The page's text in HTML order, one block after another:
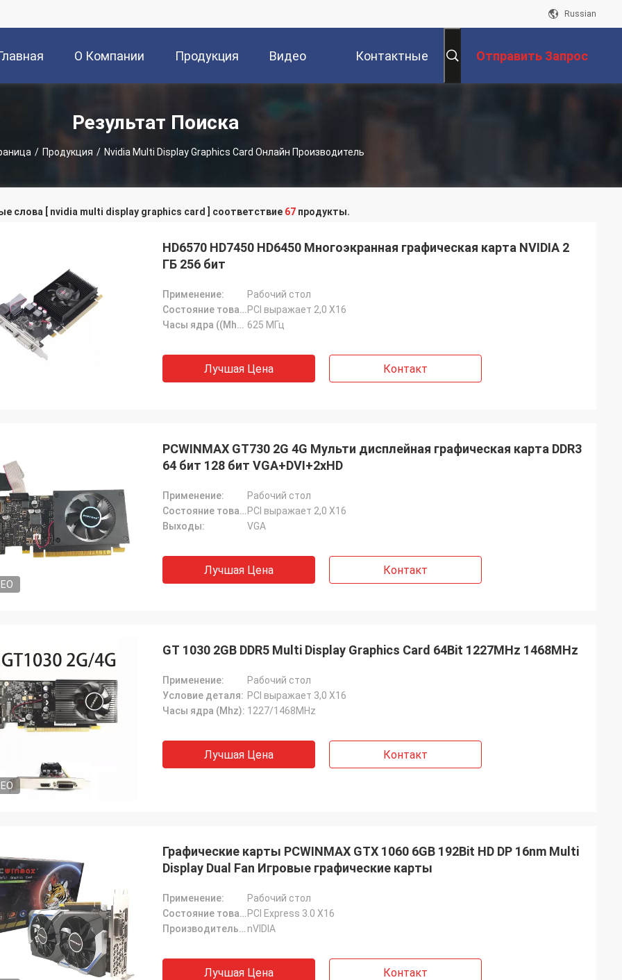
Russian
О Компании Продукция Видео Контактные Отправить Запрос
Результат Поиска
/ Продукция / Nvidia Multi Display Graphics Card Онлайн Производитель
компания!! У них лучший
лучшей цене!
слова [ nvidia multi display graphics card ] соответствие 67 продукты.
HD6570 HD7450 HD6450 Многоэкранная графическая карта NVIDIA 2
ГБ 256 бит
Применение:
Рабочий стол
Состояние товара: PCI выражает 2,0 X16
Часы ядра ((Mhz): 625 МГц
Лучшая Цена Контакт
PCWINMAX GT730 2G 4G Мульти дисплейная графическая карта DDR3
64 бит 128 бит VGA+DVI+2xHD
Применение:
Рабочий стол
Состояние товара: PCI выражает 2,0 X16
Выходы:
VGA
Лучшая Цена Контакт
GT 1030 2GB DDR5 Multi Display Graphics Card 64Bit 1227MHz 1468MHz
Применение:
Рабочий стол
Условие деталя: PCI выражает 3,0 X16
Часы ядра (Mhz): 1227/1468MHz
Лучшая Цена Контакт
Графические карты PCWINMAX GTX 1060 6GB 192Bit HD DP 16nm Multi
Display Dual Fan Игровые графические карты
Применение:
Рабочий стол
Состояние товара: PCI Express 3.0 X16
Производитель чипсетов: nVIDIA
Лучшая Цена Контакт